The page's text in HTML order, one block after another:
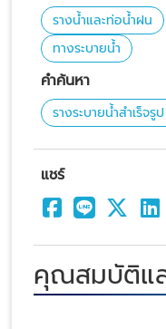
รางน้ำและท่อน้ำฝน
ทางระบายน้ำ
คำค้นหา
รางระบายน้ำสำเร็จรู
แชร์
คุณสมบัติแล